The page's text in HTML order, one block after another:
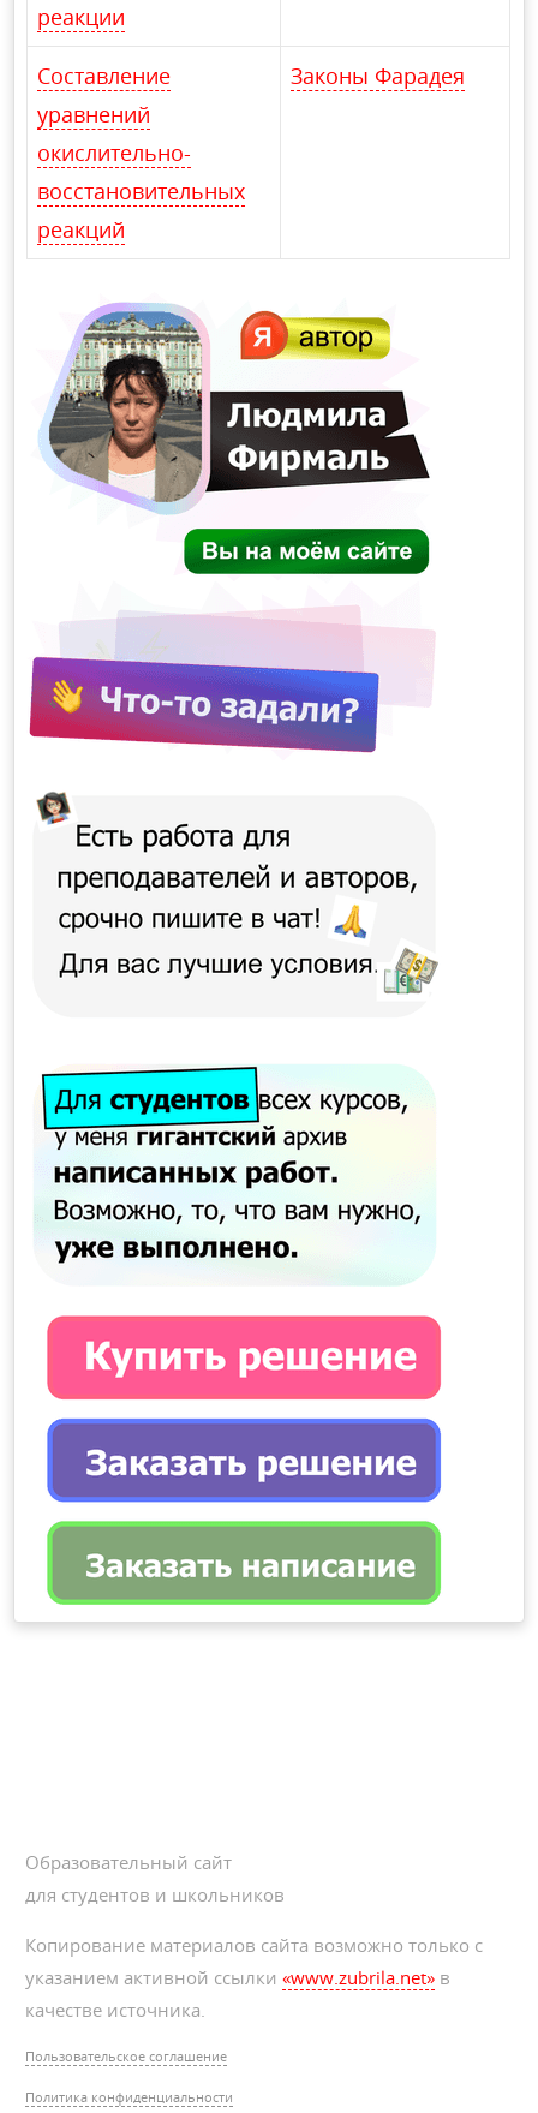
реакции
Составление
уравнений
окислительно-
восстановительных
реакций
Законы Фарадея
Образовательный сайт
для студентов и школьников
Копирование материалов сайта возможно только с
указанием активной ссылки«www.zubrila.net» в
качестве источника.
Пользовательское соглашение
Политика конфиденциальности